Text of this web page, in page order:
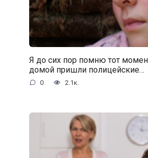
Я до сих пор помню тот
домой пришли полицейские…
0 2.1к.